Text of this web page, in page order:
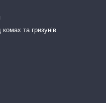
та гризунів